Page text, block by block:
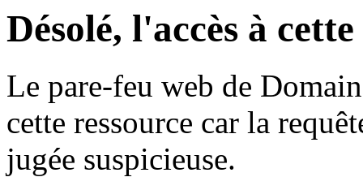
Désolé, l'accès à
Le pare-feu web de
cette ressource car la
jugée suspicieuse.